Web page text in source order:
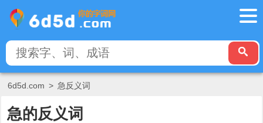
6d5d.com > 急反义词
急的反义词